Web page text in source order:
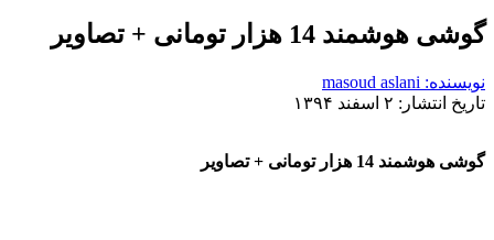
گوشی هوشمند 14 هزار تومانی + تصاویر
نویسنده: masoud aslani
تاریخ انتشار: ۲ اسفند ۱۳۹۴
گوشی هوشمند 14 هزار تومانی + تصاویر